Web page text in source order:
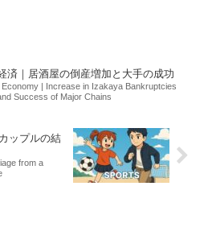
済｜居酒屋の倒産増加と大手の成功
Economy | Increase in Izakaya Bankruptcies
Success of Major Chains
ップルの結
from a